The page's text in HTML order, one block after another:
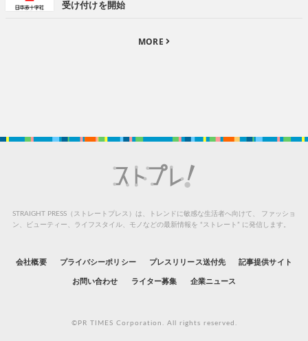
受け付けを開始
MORE
STRAIGHT PRESS（ストレートプレス）は、トレンドに敏感な生活者へ向けて、
ファッショ
ン、ビューティー、ライフスタイル、モノなどの最新情報を “ストレート” に発信します。
会社概要 プライバシーポリシー プレスリリース送付先 記事提供サイト
お問い合わせ ライター募集 企業ニュース
©PR TIMES Corporation. All rights reserved.